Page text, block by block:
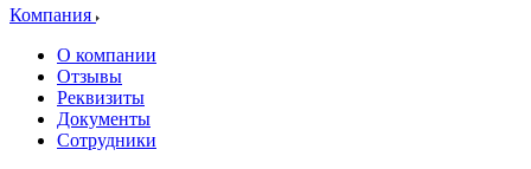
Компания
О компании
Отзывы
Реквизиты
Документы
Сотрудники